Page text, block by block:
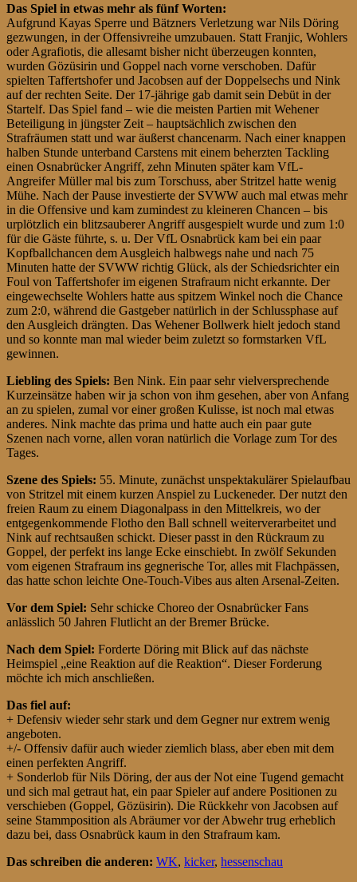
Das Spiel in etwas mehr als fünf Worten:
Aufgrund Kayas Sperre und Bätzners Verletzung war Nils Döring
gezwungen, in der Offensivreihe umzubauen. Statt Franjic, Wohlers
oder Agrafiotis, die allesamt bisher nicht überzeugen konnten,
wurden Gözüsirin und Goppel nach vorne verschoben. Dafür
spielten Taffertshofer und Jacobsen auf der Doppelsechs und Nink
auf der rechten Seite. Der 17-jährige gab damit sein Debüt in der
Startelf. Das Spiel fand – wie die meisten Partien mit Wehener
Beteiligung in jüngster Zeit – hauptsächlich zwischen den
Strafräumen statt und war äußerst chancenarm. Nach einer knappen
halben Stunde unterband Carstens mit einem beherzten Tackling
einen Osnabrücker Angriff, zehn Minuten später kam VfL-
Angreifer Müller mal bis zum Torschuss, aber Stritzel hatte wenig
Mühe. Nach der Pause investierte der SVWW auch mal etwas mehr
in die Offensive und kam zumindest zu kleineren Chancen – bis
urplötzlich ein blitzsauberer Angriff ausgespielt wurde und zum 1:0
für die Gäste führte, s. u. Der VfL Osnabrück kam bei ein paar
Kopfballchancen dem Ausgleich halbwegs nahe und nach 75
Minuten hatte der SVWW richtig Glück, als der Schiedsrichter ein
Foul von Taffertshofer im eigenen Strafraum nicht erkannte. Der
eingewechselte Wohlers hatte aus spitzem Winkel noch die Chance
zum 2:0, während die Gastgeber natürlich in der Schlussphase auf
den Ausgleich drängten. Das Wehener Bollwerk hielt jedoch stand
und so konnte man mal wieder beim zuletzt so formstarken VfL
gewinnen.
Liebling des Spiels: Ben Nink. Ein paar sehr vielversprechende
Kurzeinsätze haben wir ja schon von ihm gesehen, aber von Anfang
an zu spielen, zumal vor einer großen Kulisse, ist noch mal etwas
anderes. Nink machte das prima und hatte auch ein paar gute
Szenen nach vorne, allen voran natürlich die Vorlage zum Tor des
Tages.
Szene des Spiels: 55. Minute, zunächst unspektakulärer Spielaufbau
von Stritzel mit einem kurzen Anspiel zu Luckeneder. Der nutzt den
freien Raum zu einem Diagonalpass in den Mittelkreis, wo der
entgegenkommende Flotho den Ball schnell weiterverarbeitet und
Nink auf rechtsaußen schickt. Dieser passt in den Rückraum zu
Goppel, der perfekt ins lange Ecke einschiebt. In zwölf Sekunden
vom eigenen Strafraum ins gegnerische Tor, alles mit Flachpässen,
das hatte schon leichte One-Touch-Vibes aus alten Arsenal-Zeiten.
Vor dem Spiel: Sehr schicke Choreo der Osnabrücker Fans
anlässlich 50 Jahren Flutlicht an der Bremer Brücke.
Nach dem Spiel: Forderte Döring mit Blick auf das nächste
Heimspiel „eine Reaktion auf die Reaktion“. Dieser Forderung
möchte ich mich anschließen.
Das fiel auf:
+ Defensiv wieder sehr stark und dem Gegner nur extrem wenig
angeboten.
+/- Offensiv dafür auch wieder ziemlich blass, aber eben mit dem
einen perfekten Angriff.
+ Sonderlob für Nils Döring, der aus der Not eine Tugend gemacht
und sich mal getraut hat, ein paar Spieler auf andere Positionen zu
verschieben (Goppel, Gözüsirin). Die Rückkehr von Jacobsen auf
seine Stammposition als Abräumer vor der Abwehr trug erheblich
dazu bei, dass Osnabrück kaum in den Strafraum kam.
Das schreiben die anderen: WK, kicker, hessenschau